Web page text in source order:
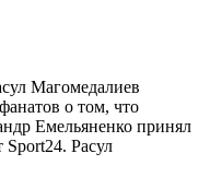
Магомедалиев
о том, что
Емельяненко принял
Расул